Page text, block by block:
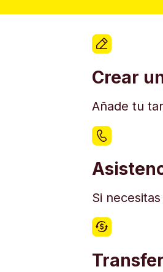
Crear
Añade tu
Si